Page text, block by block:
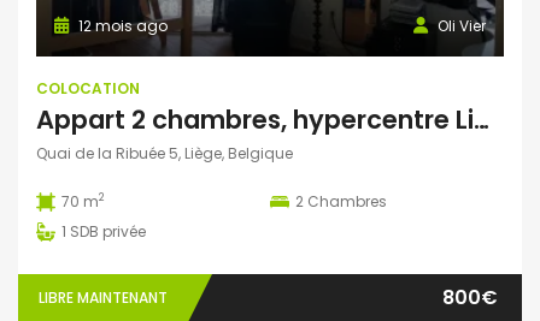
Oli Vier
12 mois ago
COLOCATION
Appart 2 chambres, hypercentre Liège, balcon sur Meuse
Quai de la Ribuée 5, Liège, Belgique
70 m2 2 Chambres
1 SDB privée
LIBRE MAINTENANT 800€